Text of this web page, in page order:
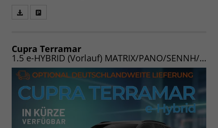
speichern/drucken
Cupra Terramar
1.5 e-HYBRID (Vorlauf) MATRIX/PANO/SENNH/AHK/INTELLI/EDGE/WINTER/20"/UVM.